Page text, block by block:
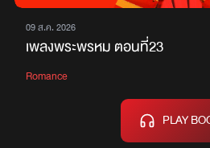
09 ส.ค. 2026
เพลงพระพรหม ตอนที่23
Romance
PLAY